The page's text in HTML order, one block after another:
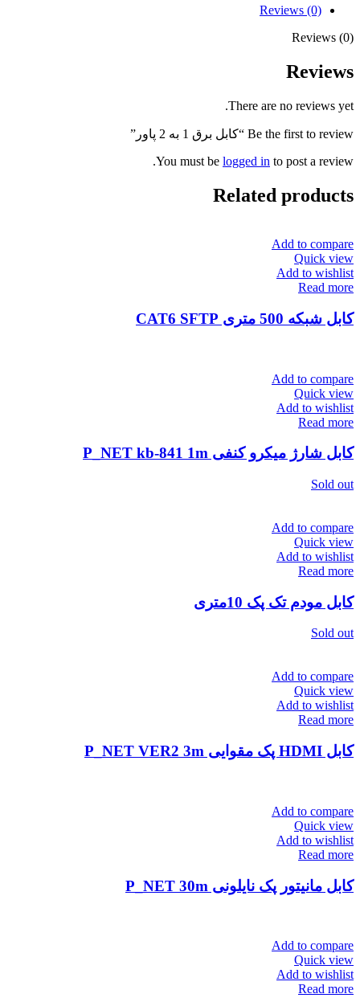
Reviews (0)
Reviews (0)
Reviews
There are no reviews yet.
Be the first to review “کابل برق 1 به 2 پاور”
You must be logged in to post a review.
Related products
Add to compare
Quick view
Add to wishlist
Read more
کابل شبکه 500 متری CAT6 SFTP
Add to compare
Quick view
Add to wishlist
Read more
کابل شارژ میکرو کنفی P_NET kb-841 1m
Sold out
Add to compare
Quick view
Add to wishlist
Read more
کابل مودم تک پک 10متری
Sold out
Add to compare
Quick view
Add to wishlist
Read more
کابل HDMI پک مقوایی P_NET VER2 3m
Add to compare
Quick view
Add to wishlist
Read more
کابل مانیتور پک نایلونی P_NET 30m
Add to compare
Quick view
Add to wishlist
Read more